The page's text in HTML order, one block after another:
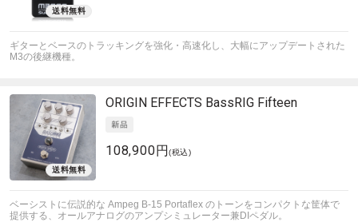
ギターとベースのトラッキングを強化・高速化し、大幅にアップデートされた
M3の後継機種。
ORIGIN EFFECTS BassRIG Fifteen
108,900円(税込)
ベーシストに伝説的な Ampeg B-15 Portaflex のトーンをコンパクトな筐体で
提供する、オールアナログのアンプシミュレーター兼DIペダル。